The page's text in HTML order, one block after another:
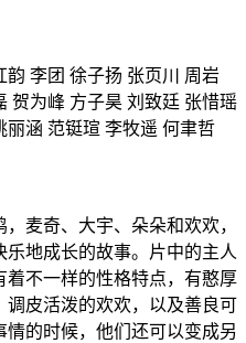
李团 徐子扬 张页川 周岩
贺为峰 方子昊 刘致廷 张惜瑶
丽涵 范铤瑄 李牧遥 何聿哲
麦奇、大宇、朵朵和欢欢，
地成长的故事。片中的主人
不一样的性格特点，有憨厚
皮活泼的欢欢，以及善良可
的时候，他们还可以变成另